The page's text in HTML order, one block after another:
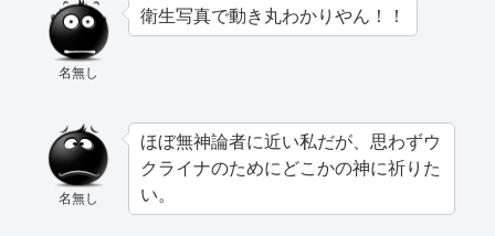
名無し
衛生写真で動き丸わかりやん！！
名無し
ほぼ無神論者に近い私だが、思わずウ
クライナのためにどこかの神に祈りた
い。